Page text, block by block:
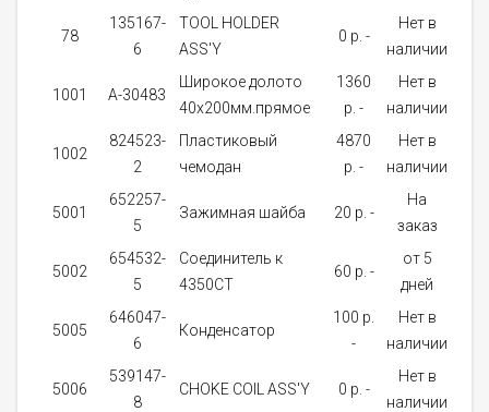
78
135167-
6
TOOL HOLDER
ASS'Y
0 p. -
Нет в
наличии
1001 A-30483
Широкое долото
40х200мм.прямое
1360
p. -
Нет в
наличии
1002
824523-
2
Пластиковый
чемодан
4870
p. -
Нет в
наличии
5001
652257-
5
Зажимная шайба 20 p. -
На
заказ
5002
654532-
5
Соединитель к
4350CT
60 p. -
от 5
дней
5005
646047-
6
Конденсатор
100 p.
-
Нет в
наличии
5006
539147-
8
CHOKE COIL ASS'Y 0 p. -
Нет в
наличии